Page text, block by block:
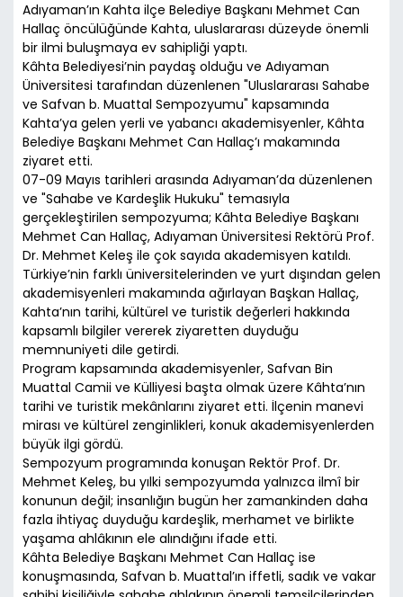
Adıyaman’ın Kahta ilçe Belediye Başkanı Mehmet Can
Hallaç öncülüğünde Kahta, uluslararası düzeyde önemli
bir ilmi buluşmaya ev sahipliği yaptı.
Kâhta Belediyesi’nin paydaş olduğu ve Adıyaman
Üniversitesi tarafından düzenlenen "Uluslararası Sahabe
ve Safvan b. Muattal Sempozyumu" kapsamında
Kahta’ya gelen yerli ve yabancı akademisyenler, Kâhta
Belediye Başkanı Mehmet Can Hallaç’ı makamında
ziyaret etti.
07-09 Mayıs tarihleri arasında Adıyaman’da düzenlenen
ve "Sahabe ve Kardeşlik Hukuku" temasıyla
gerçekleştirilen sempozyuma; Kâhta Belediye Başkanı
Mehmet Can Hallaç, Adıyaman Üniversitesi Rektörü Prof.
Dr. Mehmet Keleş ile çok sayıda akademisyen katıldı.
Türkiye’nin farklı üniversitelerinden ve yurt dışından gelen
akademisyenleri makamında ağırlayan Başkan Hallaç,
Kahta’nın tarihi, kültürel ve turistik değerleri hakkında
kapsamlı bilgiler vererek ziyaretten duyduğu
memnuniyeti dile getirdi.
Program kapsamında akademisyenler, Safvan Bin
Muattal Camii ve Külliyesi başta olmak üzere Kâhta’nın
tarihi ve turistik mekânlarını ziyaret etti. İlçenin manevi
mirası ve kültürel zenginlikleri, konuk akademisyenlerden
büyük ilgi gördü.
Sempozyum programında konuşan Rektör Prof. Dr.
Mehmet Keleş, bu yılki sempozyumda yalnızca ilmî bir
konunun değil; insanlığın bugün her zamankinden daha
fazla ihtiyaç duyduğu kardeşlik, merhamet ve birlikte
yaşama ahlâkının ele alındığını ifade etti.
Kâhta Belediye Başkanı Mehmet Can Hallaç ise
konuşmasında, Safvan b. Muattal’ın iffetli, sadık ve vakar